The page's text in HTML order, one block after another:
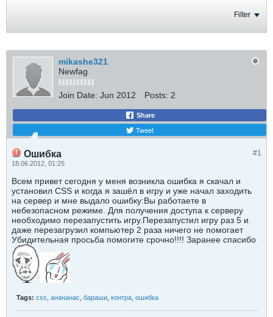
Filter
mikashe321
Newfag
Join Date: Jun 2012 Posts: 2
Share
Tweet
#1
Ошибка
18.06.2012, 01:25
Всем привет сегодня у меня возникла ошибка я скачал и
установил CSS и когда я зашёл в игру и уже начал заходить
на сервер и мне выдало ошибку:Вы работаете в
небезопасном режиме. Для получения доступа к серверу
необходимо перезапустить игру.Перезапустил игру раз 5 и
даже перезагрузил компьютер 2 раза ничего не помогает
Убидительная просьба помогите срочно!!!! Заранее спасибо
Tags: css анананас бараши контра ошибка